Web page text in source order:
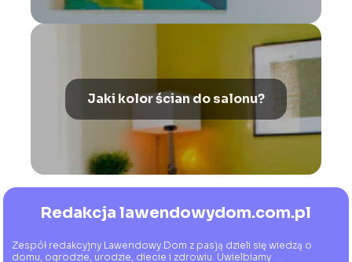
Jaki kolor ścian do salonu?
Redakcja lawendowydom.com.pl
Zespół redakcyjny Lawendowy Dom z pasją dzieli się wiedzą o
domu, ogrodzie, urodzie, diecie i zdrowiu. Uwielbiamy